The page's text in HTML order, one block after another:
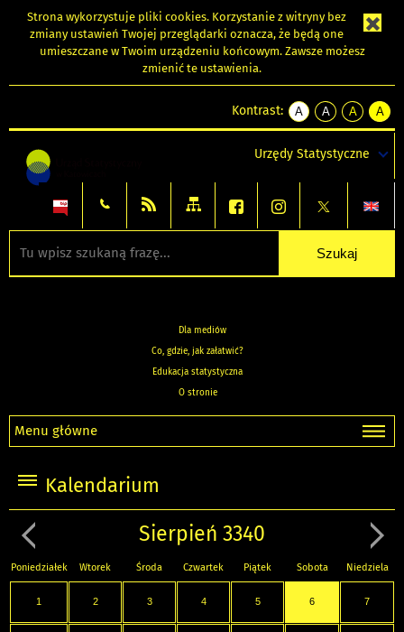
Strona wykorzystuje pliki cookies. Korzystanie z witryny bez
zmiany ustawień Twojej przeglądarki oznacza, że będą one
umieszczane w Twoim urządzeniu końcowym. Zawsze możesz
zmienić te ustawienia.
Kontrast:
A
kontrast
A
kontrast
tekst
czarnym
A
kontrast
tekst
czarnym
A
tekst
żółtym
Urzędy Statystyczne
Dla mediów
Co, gdzie, jak załatwić?
Edukacja statystyczna
O stronie
Menu główne
Kalendarium
Sierpień 3340
Poniedziałek Wtorek Środa Czwartek Piątek Sobota Niedziela
1 2 3 4 5 6 7